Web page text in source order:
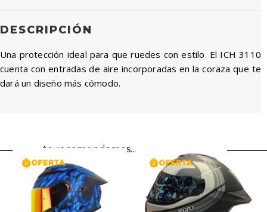
DESCRIPCIÓN
Una protección ideal para que ruedes con estilo. El ICH 3110
cuenta con entradas de aire incorporadas en la coraza que te
dará un diseño más cómodo.
te recomendamos...